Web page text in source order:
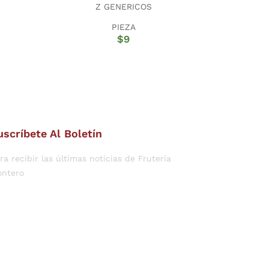
Z GENERICOS
PIEZA
$9
Al Boletín
recibir las últimas noticias de Frutería